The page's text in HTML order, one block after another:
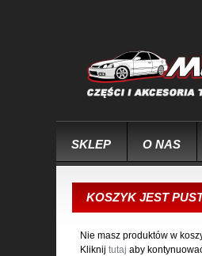
SKLEP O NAS
KOSZYK JEST
Nie masz produktów w
Kliknij tutaj aby